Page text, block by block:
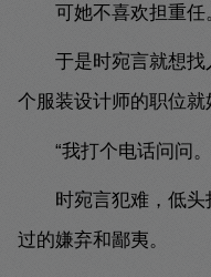
可她不喜欢担重任
于是时宛言就想
个服装设计师的职位就
“我打个电话问问
时宛言犯难，低
过的嫌弃和鄙夷。